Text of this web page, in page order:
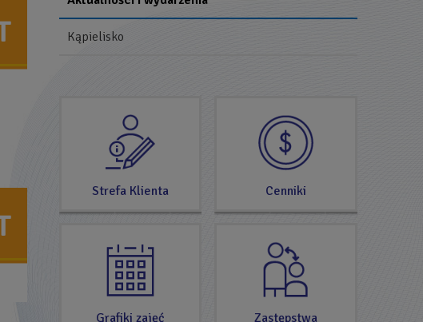
Kąpielisko
SPRAWDŹ
TERAZ
Strefa Klienta Cenniki
Grafiki zajęć Zastępstwa